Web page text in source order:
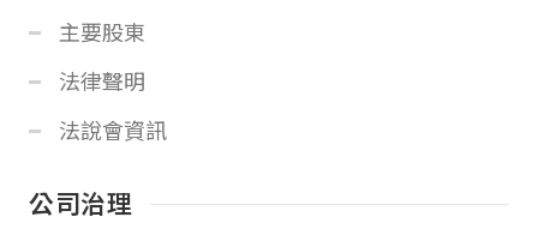
主要股東
法律聲明
法說會資訊
公司治理